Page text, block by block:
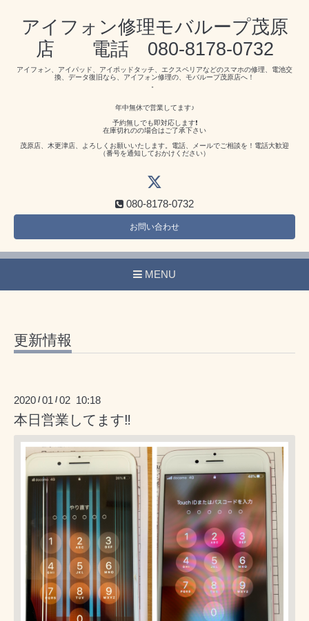
アイフォン修理モバループ茂原
店 電話 080-8178-0732
アイフォン、アイパッド、アイポッドタッチ、エクスペリアなどのスマホの修理、電池交
換、データ復旧なら、アイフォン修理の、モバループ茂原店へ！
年中無休で営業してます♪
予約無しでも即対応します❗️
在庫切れのの場合はご了承下さい
茂原店、木更津店、よろしくお願いいたします。電話、メールでご相談を！電話大歓迎
（番号を通知しておかけください）
080-8178-0732
お問い合わせ
MENU
更新情報
2020 /01 /02 10:18
本日営業してます‼️